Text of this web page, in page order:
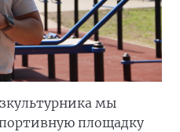
мы
площадку